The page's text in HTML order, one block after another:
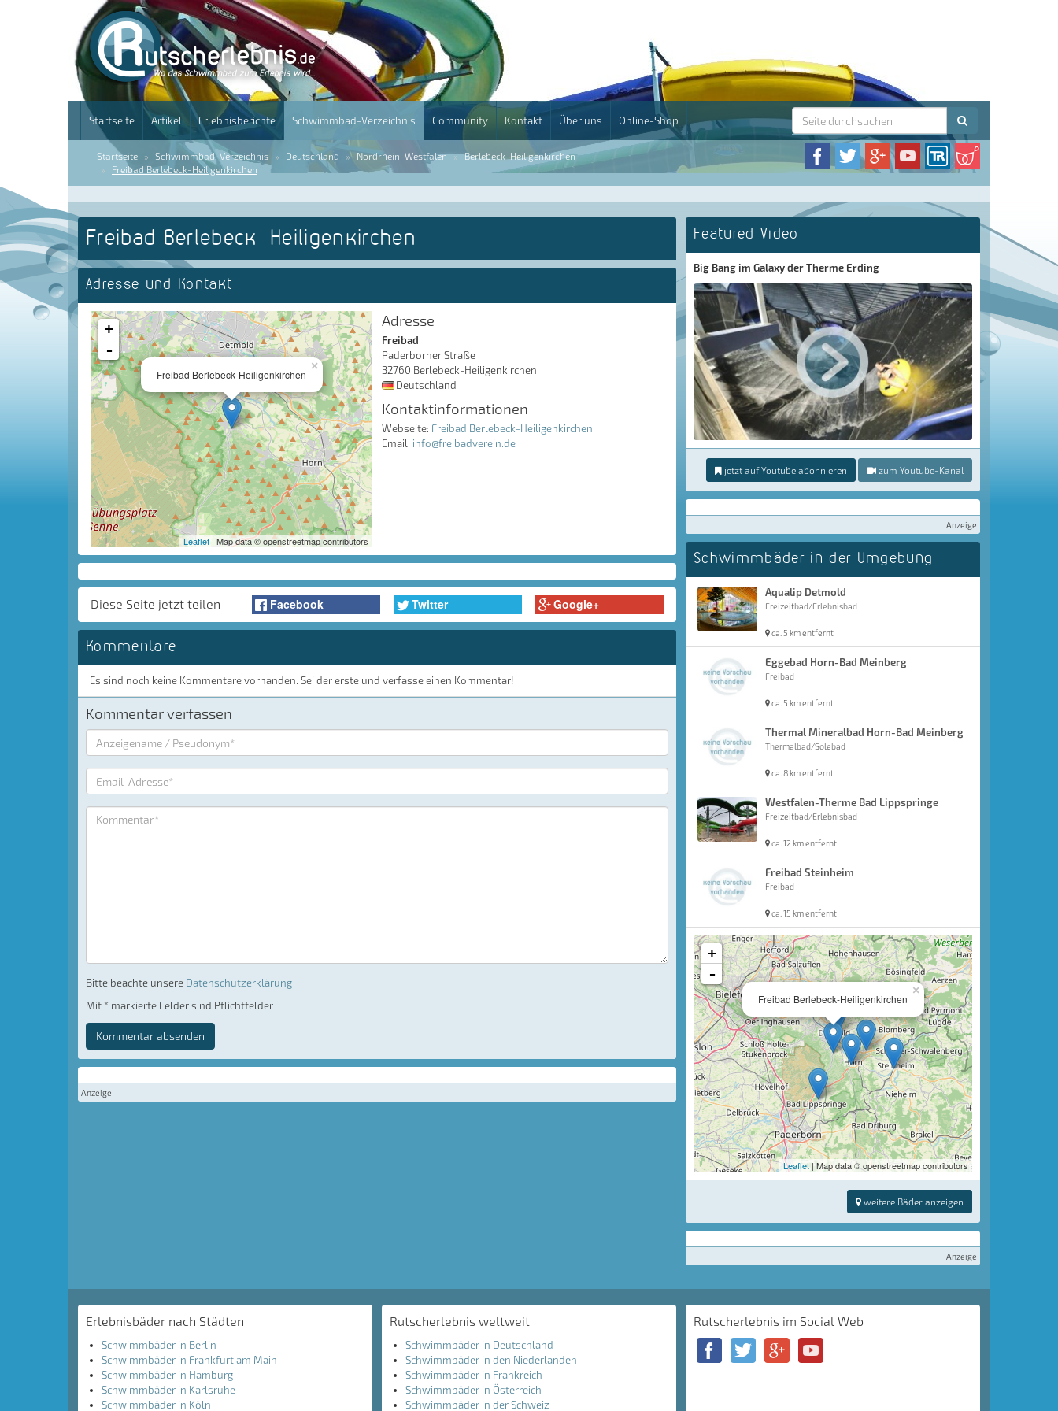
Startseite Artikel Erlebnisberichte Schwimmbad-Verzeichnis Community Kontakt Über uns Online-Shop
Startseite Schwimmbad-Verzeichnis Deutschland Nordrhein-Westfalen
Berlebeck-Heiligenkirchen
Freibad Berlebeck-Heiligenkirchen
Freibad Berlebeck-Heiligenkirchen
Adresse und Kontakt
×
Freibad Berlebeck-Heiligenkirchen
+
-
Leaflet | Map data © openstreetmap contributors
Adresse
Freibad
Paderborner Straße
32760 Berlebeck-Heiligenkirchen
Deutschland
Kontaktinformationen
Webseite: Freibad Berlebeck-Heiligenkirchen
Email: info@freibadverein.de
Diese Seite jetzt teilen Facebook Twitter Google+
Kommentare
Es sind noch keine Kommentare vorhanden. Sei der erste und verfasse einen Kommentar!
Kommentar verfassen
Bitte beachte unsere Datenschutzerklärung
Mit * markierte Felder sind Pflichtfelder
Kommentar absenden
Anzeige
Featured Video
Big Bang im Galaxy der Therme Erding
jetzt auf Youtube abonnieren zum Youtube-Kanal
Anzeige
Schwimmbäder in der Umgebung
Aqualip Detmold
Freizeitbad/Erlebnisbad
ca. 5 km entfernt
Eggebad Horn-Bad Meinberg
Freibad
ca. 5 km entfernt
Thermal Mineralbad Horn-Bad Meinberg
Thermalbad/Solebad
ca. 8 km entfernt
Westfalen-Therme Bad Lippspringe
Freizeitbad/Erlebnisbad
ca. 12 km entfernt
Freibad Steinheim
Freibad
ca. 15 km entfernt
×
Freibad Berlebeck-Heiligenkirchen
+
-
Leaflet | Map data © openstreetmap contributors
weitere Bäder anzeigen
Anzeige
Erlebnisbäder nach Städten
Schwimmbäder in Berlin
Schwimmbäder in Frankfurt am Main
Schwimmbäder in Hamburg
Schwimmbäder in Karlsruhe
Schwimmbäder in Köln
Rutscherlebnis weltweit
Schwimmbäder in Deutschland
Schwimmbäder in den Niederlanden
Schwimmbäder in Frankreich
Schwimmbäder in Österreich
Schwimmbäder in der Schweiz
Rutscherlebnis im Social Web